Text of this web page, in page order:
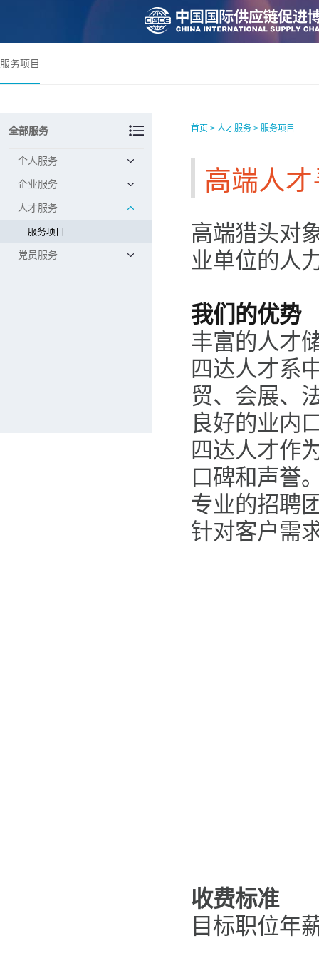
服务项目
全部服务
个人服务
企业服务
人才服务
服务项目
党员服务
首页 > 人才服务 > 服务项目
高端人
高端猎头对
业单位的人
我们的优势
丰富的人才
四达人才系
贸、会展、
良好的业内
四达人才作
口碑和声誉
专业的招聘
针对客户需
收费标准
目标职位年